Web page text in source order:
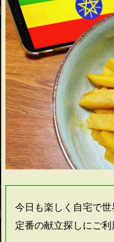
今日も楽しく自宅で世
定番の献立探しにご利